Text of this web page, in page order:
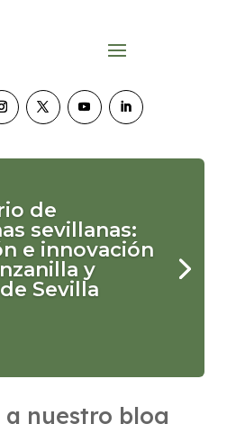
de
sevillanas:
e innovación
y
Sevilla
a nuestro blog